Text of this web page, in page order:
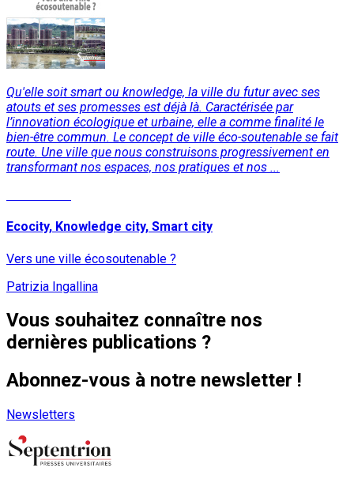
Qu'elle soit smart ou knowledge, la ville du futur avec ses
atouts et ses promesses est déjà là. Caractérisée par
l’innovation écologique et urbaine, elle a comme finalité le
bien-être commun. Le concept de ville éco-soutenable se fait
route. Une ville que nous construisons progressivement en
transformant nos espaces, nos pratiques et nos ...
Ecocity, Knowledge city, Smart city
Vers une ville écosoutenable ?
Patrizia Ingallina
Vous souhaitez connaître nos
dernières publications ?
Abonnez-vous à notre newsletter !
Newsletters